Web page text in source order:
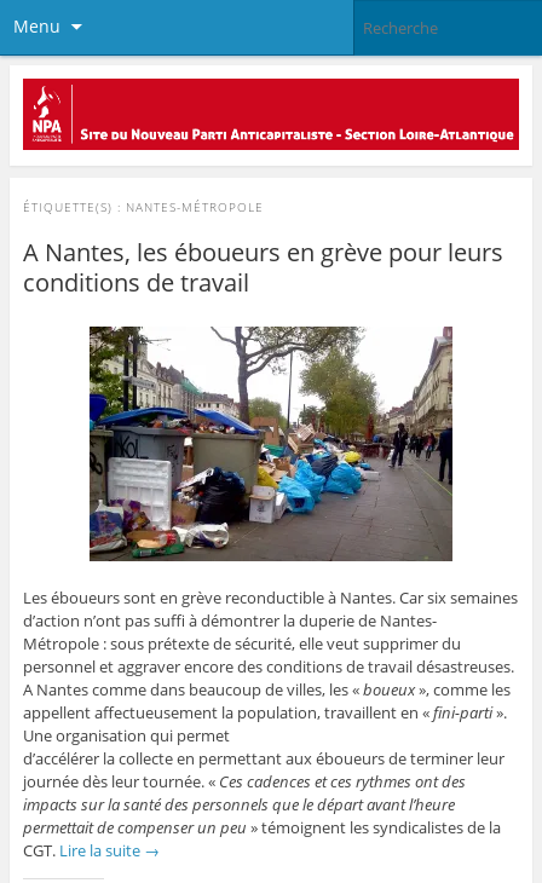
Menu
ÉTIQUETTE(S) : NANTES-MÉTROPOLE
A Nantes, les éboueurs en grève pour leurs
conditions de travail
Les éboueurs sont en grève reconductible à Nantes. Car six semaines
d’action n’ont pas suffi à démontrer la duperie de Nantes-
Métropole : sous prétexte de sécurité, elle veut supprimer du
personnel et aggraver encore des conditions de travail désastreuses.
A Nantes comme dans beaucoup de villes, les «boueux», comme les
appellent affectueusement la population, travaillent en «fini-parti».
Une organisation qui permet
d’accélérer la collecte en permettant aux éboueurs de terminer leur
journée dès leur tournée. « Ces cadences et ces rythmes ont des
impacts sur la santé des personnels que le départ avant l’heure
permettait de compenser un peu » témoignent les syndicalistes de la
CGT. Lire la suite →